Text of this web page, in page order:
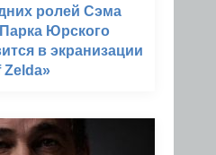
ролей Сэма
Юрского
в экранизации
Zelda»